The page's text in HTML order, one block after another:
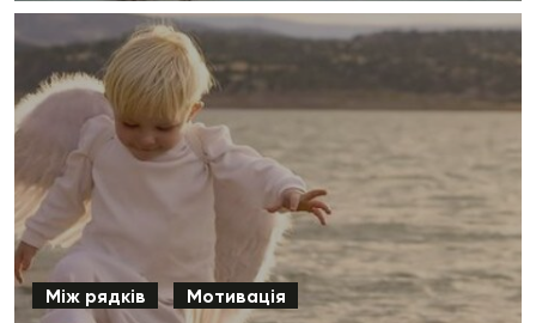
Між рядків Мотивація